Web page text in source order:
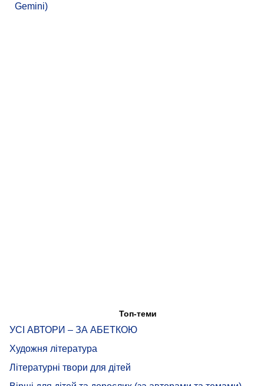
Gemini)
Топ-теми
УСІ АВТОРИ – ЗА АБЕТКОЮ
Художня література
Літературні твори для дітей